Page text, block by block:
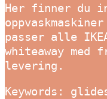
Her finner du
passer alle
whiteaway
levering.
Keywords: